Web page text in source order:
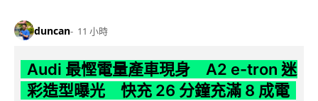
duncan 11 小時
Audi 最慳電量產車現身 A2 e-tron 迷
彩造型曝光 快充 26 分鐘充滿 8 成電